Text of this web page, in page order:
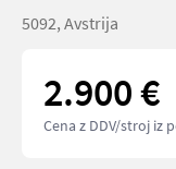
5092, Avstrija
2.900 €
Cena z DDV/stroj iz